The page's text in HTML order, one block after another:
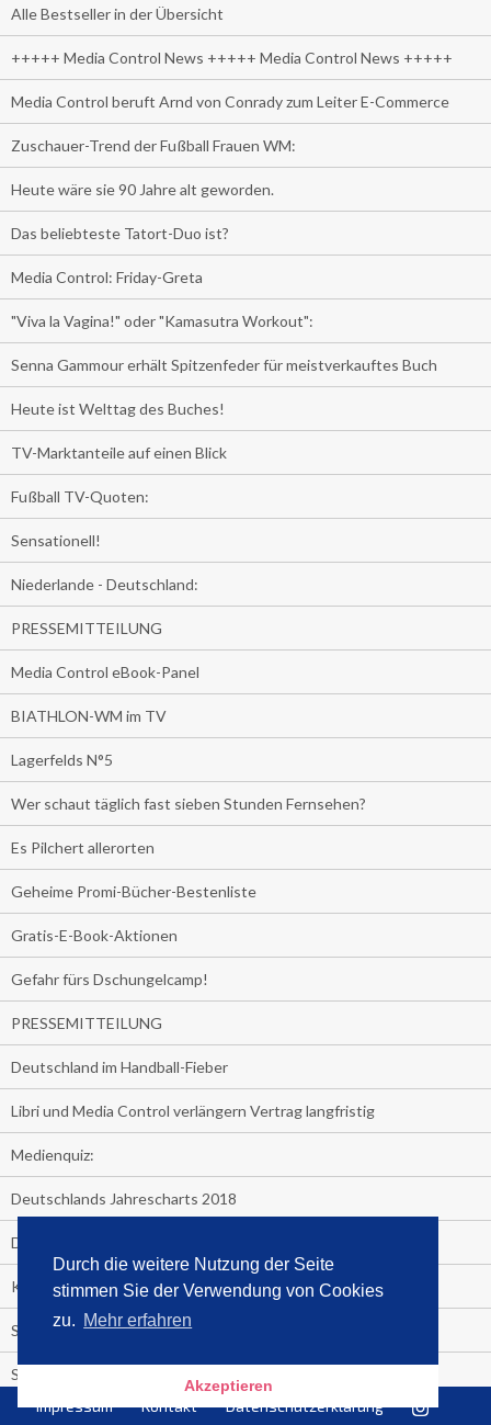
Durch die weitere Nutzung der Seite
stimmen Sie der Verwendung von Cookies
zu. Mehr erfahren
Akzeptieren
Alle Bestseller in der Übersicht
+++++ Media Control News +++++ Media Control News +++++
Media Control beruft Arnd von Conrady zum Leiter E-Commerce
Zuschauer-Trend der Fußball Frauen WM:
Heute wäre sie 90 Jahre alt geworden.
Das beliebteste Tatort-Duo ist?
Media Control: Friday-Greta
"Viva la Vagina!" oder "Kamasutra Workout":
Senna Gammour erhält Spitzenfeder für meistverkauftes Buch
Heute ist Welttag des Buches!
TV-Marktanteile auf einen Blick
Fußball TV-Quoten:
Sensationell!
Niederlande - Deutschland:
PRESSEMITTEILUNG
Media Control eBook-Panel
BIATHLON-WM im TV
Lagerfelds N°5
Wer schaut täglich fast sieben Stunden Fernsehen?
Es Pilchert allerorten
Geheime Promi-Bücher-Bestenliste
Gratis-E-Book-Aktionen
Gefahr fürs Dschungelcamp!
PRESSEMITTEILUNG
Deutschland im Handball-Fieber
Libri und Media Control verlängern Vertrag langfristig
Medienquiz:
Deutschlands Jahrescharts 2018
Die TV-Quotenkönige 2018
KNV und Media Control verlängern vorzeitig Zusammenarbeit
STRENG VERTRAULICH
Streaming verändert TV?
Welcher TV-Sender hat seine Marktanteile seit 2013 vervierfacht?
Impressum Kontakt Datenschutzerklärung